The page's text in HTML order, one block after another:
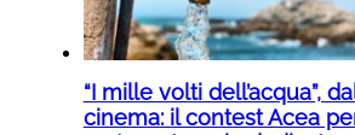
“I mille volti dell’acqua”,
cinema: il contest Acea